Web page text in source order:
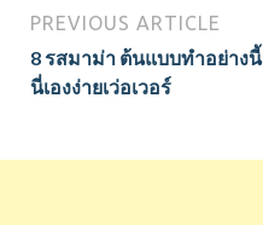
PREVIOUS ARTICLE
8 รสมาม่า ต้นแบบทำอย่างนี้
นี่เองง่ายเว่อเวอร์